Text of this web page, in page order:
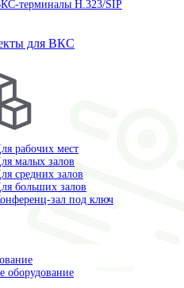
терминалы H.323/SIP
для ВКС
рабочих мест
малых залов
средних залов
больших залов
зал под ключ
оборудование